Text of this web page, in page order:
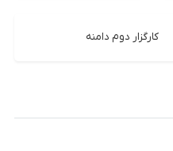
کارگزار دوم دامنه